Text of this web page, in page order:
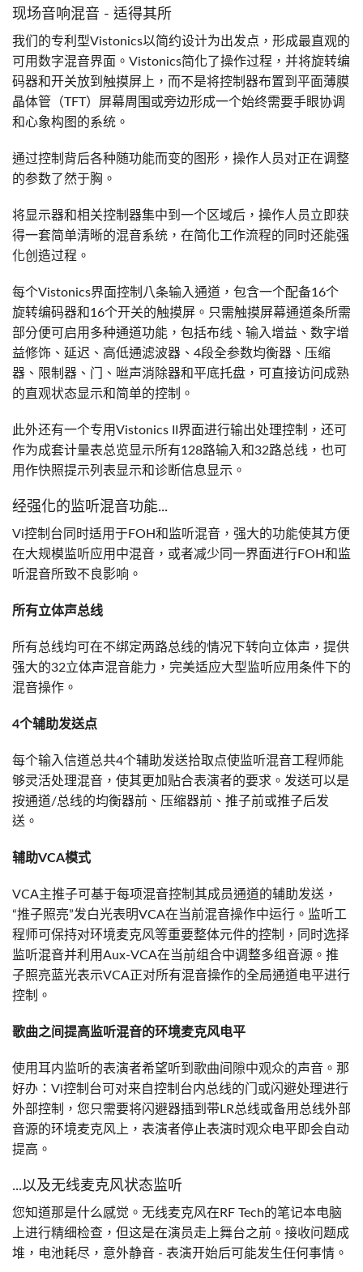
现场音响混音 - 适得其所
我们的专利型Vistonics以简约设计为出发点，形成最直观的
可用数字混音界面。Vistonics简化了操作过程，并将旋转编
码器和开关放到触摸屏上，而不是将控制器布置到平面薄膜
晶体管（TFT）屏幕周围或旁边形成一个始终需要手眼协调
和心象构图的系统。
通过控制背后各种随功能而变的图形，操作人员对正在调整
的参数了然于胸。
将显示器和相关控制器集中到一个区域后，操作人员立即获
得一套简单清晰的混音系统，在简化工作流程的同时还能强
化创造过程。
每个Vistonics界面控制八条输入通道，包含一个配备16个
旋转编码器和16个开关的触摸屏。只需触摸屏幕通道条所需
部分便可启用多种通道功能，包括布线、输入增益、数字增
益修饰、延迟、高低通滤波器、4段全参数均衡器、压缩
器、限制器、门、咝声消除器和平底托盘，可直接访问成熟
的直观状态显示和简单的控制。
此外还有一个专用Vistonics II界面进行输出处理控制，还可
作为成套计量表总览显示所有128路输入和32路总线，也可
用作快照提示列表显示和诊断信息显示。
经强化的监听混音功能...
Vi控制台同时适用于FOH和监听混音，强大的功能使其方便
在大规模监听应用中混音，或者减少同一界面进行FOH和监
听混音所致不良影响。
所有立体声总线
所有总线均可在不绑定两路总线的情况下转向立体声，提供
强大的32立体声混音能力，完美适应大型监听应用条件下的
混音操作。
4个辅助发送点
每个输入信道总共4个辅助发送拾取点使监听混音工程师能
够灵活处理混音，使其更加贴合表演者的要求。发送可以是
按通道/总线的均衡器前、压缩器前、推子前或推子后发
送。
辅助VCA模式
VCA主推子可基于每项混音控制其成员通道的辅助发送，
“推子照亮”发白光表明VCA在当前混音操作中运行。监听工
程师可保持对环境麦克风等重要整体元件的控制，同时选择
监听混音并利用Aux-VCA在当前组合中调整多组音源。推
子照亮蓝光表示VCA正对所有混音操作的全局通道电平进行
控制。
歌曲之间提高监听混音的环境麦克风电平
使用耳内监听的表演者希望听到歌曲间隙中观众的声音。那
好办：Vi控制台可对来自控制台内总线的门或闪避处理进行
外部控制，您只需要将闪避器插到带LR总线或备用总线外部
音源的环境麦克风上，表演者停止表演时观众电平即会自动
提高。
...以及无线麦克风状态监听
您知道那是什么感觉。无线麦克风在RF Tech的笔记本电脑
上进行精细检查，但这是在演员走上舞台之前。接收问题成
堆，电池耗尽，意外静音 - 表演开始后可能发生任何事情。